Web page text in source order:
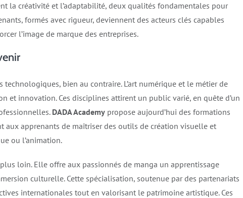
la créativité et l’adaptabilité, deux qualités fondamentales pour
formés avec rigueur, deviennent des acteurs clés capables
l’image de marque des entreprises.
bien au contraire. L’art numérique et le métier de
et innovation. Ces disciplines attirent un public varié, en quête d’un
DADA Academy propose aujourd’hui des formations
aux apprenants de maîtriser des outils de création visuelle et
ou l’animation.
loin. Elle offre aux passionnés de manga un apprentissage
culturelle. Cette spécialisation, soutenue par des partenariats
internationales tout en valorisant le patrimoine artistique. Ces